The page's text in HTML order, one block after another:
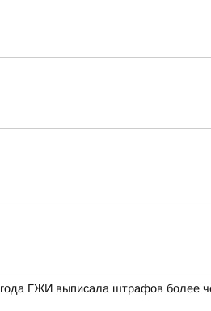
года ГЖИ выписала штрафов более